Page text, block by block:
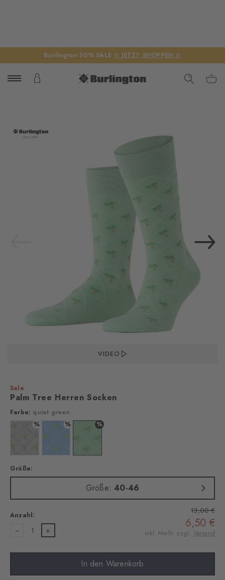
Burlington 50% SALE ☆ JETZT SHOPPEN ☆
VIDEO
Sale
Palm Tree Herren Socken
Farbe: quiet green
%
Farbe: storm grey
%
%
Größe:
Größe:40-46
Anzahl:
1
13,00 €
6,50 €
inkl. MwSt. zzgl. Versand
In den Warenkorb